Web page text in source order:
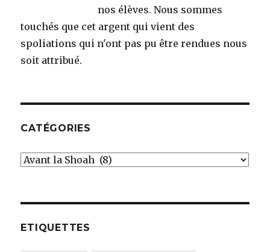
nos élèves. Nous sommes
touchés que cet argent qui vient des
spoliations qui n'ont pas pu être rendues nous
soit attribué.
CATÉGORIES
Catégories
ETIQUETTES